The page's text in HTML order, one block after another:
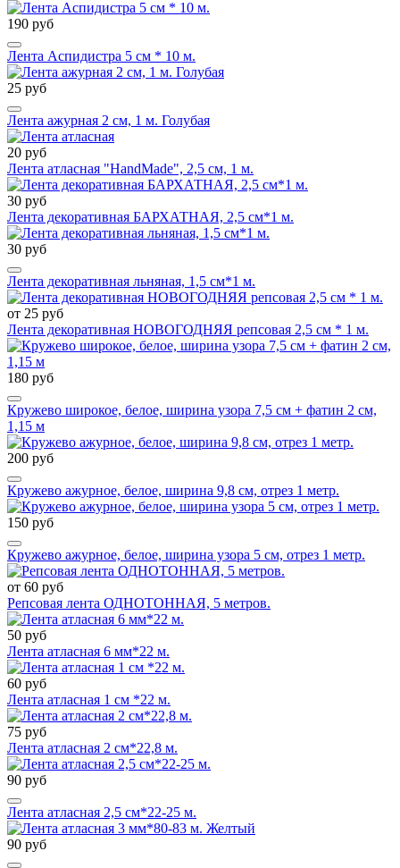
190 руб
Лента Аспидистра 5 см * 10 м.
25 руб
Лента ажурная 2 см, 1 м. Голубая
20 руб
Лента атласная "HandMade", 2,5 см, 1 м.
30 руб
Лента декоративная БАРХАТНАЯ, 2,5 см*1 м.
30 руб
Лента декоративная льняная, 1,5 см*1 м.
от 25 руб
Лента декоративная НОВОГОДНЯЯ репсовая 2,5 см * 1 м.
180 руб
Кружево широкое, белое, ширина узора 7,5 см + фатин 2 см,
1,15 м
200 руб
Кружево ажурное, белое, ширина 9,8 см, отрез 1 метр.
150 руб
Кружево ажурное, белое, ширина узора 5 см, отрез 1 метр.
от 60 руб
Репсовая лента ОДНОТОННАЯ, 5 метров.
50 руб
Лента атласная 6 мм*22 м.
60 руб
Лента атласная 1 см *22 м.
75 руб
Лента атласная 2 см*22,8 м.
90 руб
Лента атласная 2,5 см*22-25 м.
90 руб